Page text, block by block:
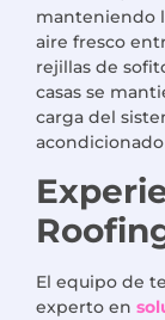
manteniendo
aire fresco
rejillas de
casas se
carga del
El equipo de
experto en